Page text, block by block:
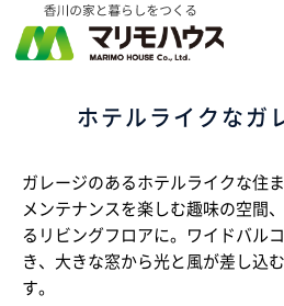
私たちの家づくり
商品ラインナップ
ホテルライクなガ
ガレージのあるホテルライクな住
メンテナンスを楽しむ趣味の空間
るリビングフロアに。ワイドバル
き、大きな窓から光と風が差し込
す。